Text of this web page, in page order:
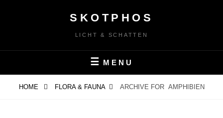
SKOTPHOS
LICHT & SCHATTEN
MENU
HOME FLORA & FAUNA ARCHIVE FOR AMPHIBIEN